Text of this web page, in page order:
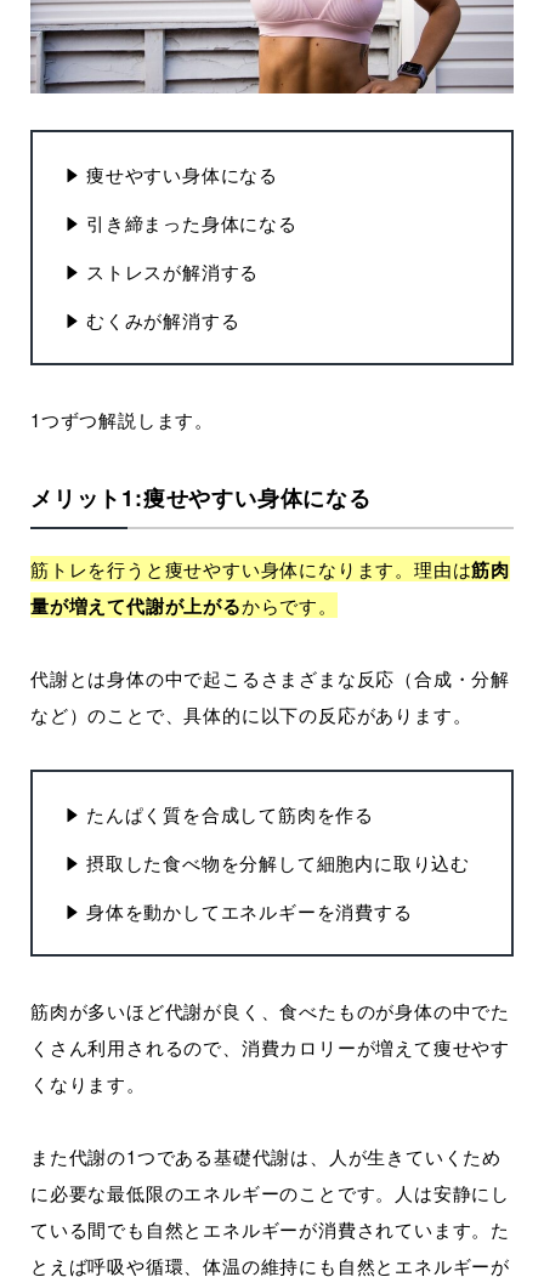
痩せやすい身体になる
引き締まった身体になる
ストレスが解消する
むくみが解消する
1つずつ解説します。
メリット1:痩せやすい身体になる
筋トレを行うと痩せやすい身体になります。理由は筋肉
量が増えて代謝が上がるからです。
代謝とは身体の中で起こるさまざまな反応（合成・分解
など）のことで、具体的に以下の反応があります。
たんぱく質を合成して筋肉を作る
摂取した食べ物を分解して細胞内に取り込む
身体を動かしてエネルギーを消費する
筋肉が多いほど代謝が良く、食べたものが身体の中でた
くさん利用されるので、消費カロリーが増えて痩せやす
くなります。
また代謝の1つである基礎代謝は、人が生きていくため
に必要な最低限のエネルギーのことです。人は安静にし
ている間でも自然とエネルギーが消費されています。た
とえば呼吸や循環、体温の維持にも自然とエネルギーが